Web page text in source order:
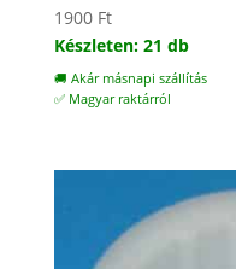
1900 Ft
Készleten: 21 db
🚚 Akár másnapi szállítás
✅ Magyar raktárról